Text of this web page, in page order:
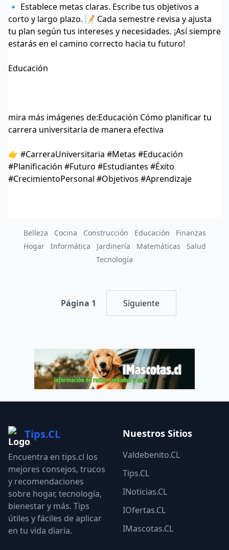
🔹 Establece metas claras. Escribe tus objetivos a
corto y largo plazo. 📝 Cada semestre revisa y ajusta
tu plan según tus intereses y necesidades. ¡Así siempre
estarás en el camino correcto hacia tu futuro!
Educación
mira más imágenes de:Educación Cómo planificar tu
carrera universitaria de manera efectiva
👉 #CarreraUniversitaria #Metas #Educación
#Planificación #Futuro #Estudiantes #Éxito
#CrecimientoPersonal #Objetivos #Aprendizaje
Belleza Cocina Construcción Educación
Finanzas
Hogar
Informática Jardinería Matemáticas
Salud
Tecnología
Página 1 Siguiente
Tips.CL
Encuentra en tips.cl los
mejores consejos, trucos
y recomendaciones
sobre hogar, tecnología,
bienestar y más. Tips
útiles y fáciles de aplicar
en tu vida diaria.
Nuestros Sitios
Valdebenito.CL
Tips.CL
INoticias.CL
IOfertas.CL
IMascotas.CL